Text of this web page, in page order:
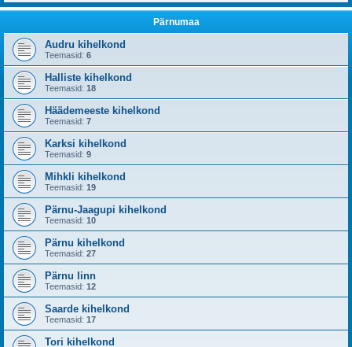
Pärnumaa
Audru kihelkond
Teemasid: 6
Halliste kihelkond
Teemasid: 18
Häädemeeste kihelkond
Teemasid: 7
Karksi kihelkond
Teemasid: 9
Mihkli kihelkond
Teemasid: 19
Pärnu-Jaagupi kihelkond
Teemasid: 10
Pärnu kihelkond
Teemasid: 27
Pärnu linn
Teemasid: 12
Saarde kihelkond
Teemasid: 17
Tori kihelkond